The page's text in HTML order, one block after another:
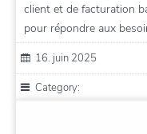
client et de facturation
pour répondre aux
16. juin 2025
Category: